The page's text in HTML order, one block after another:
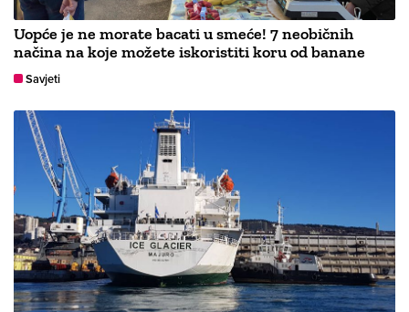
Uopće je ne morate bacati u smeće! 7 neobičnih
načina na koje možete iskoristiti koru od banane
Savjeti